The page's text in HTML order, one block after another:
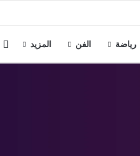
رياضة الفن المزيد